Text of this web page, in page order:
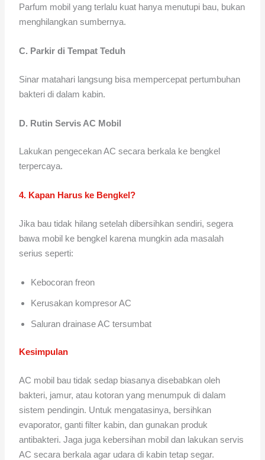
Parfum mobil yang terlalu kuat hanya menutupi bau, bukan
menghilangkan sumbernya.
C. Parkir di Tempat Teduh
Sinar matahari langsung bisa mempercepat pertumbuhan
bakteri di dalam kabin.
D. Rutin Servis AC Mobil
Lakukan pengecekan AC secara berkala ke bengkel
terpercaya.
4. Kapan Harus ke Bengkel?
Jika bau tidak hilang setelah dibersihkan sendiri, segera
bawa mobil ke bengkel karena mungkin ada masalah
serius seperti:
Kebocoran freon
Kerusakan kompresor AC
Saluran drainase AC tersumbat
Kesimpulan
AC mobil bau tidak sedap biasanya disebabkan oleh
bakteri, jamur, atau kotoran yang menumpuk di dalam
sistem pendingin. Untuk mengatasinya, bersihkan
evaporator, ganti filter kabin, dan gunakan produk
antibakteri. Jaga juga kebersihan mobil dan lakukan servis
AC secara berkala agar udara di kabin tetap segar.